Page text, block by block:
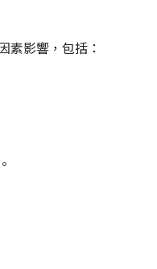
素影響，包括：